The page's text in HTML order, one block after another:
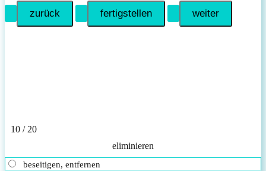
10 / 20
eliminieren
beseitigen, entfernen